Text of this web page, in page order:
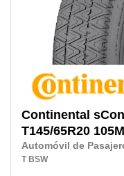
Continental
T145/65R20 105M
Automóvil de
T BSW